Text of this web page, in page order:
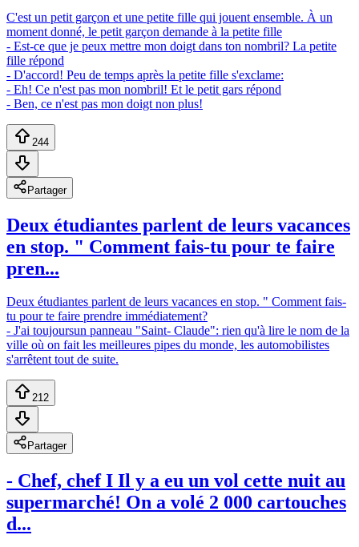
C'est un petit garçon et une petite fille qui jouent ensemble. À un
moment donné, le petit garçon demande à la petite fille
- Est-ce que je peux mettre mon doigt dans ton nombril? La petite
fille répond
- D'accord! Peu de temps après la petite fille s'exclame:
- Eh! Ce n'est pas mon nombril! Et le petit gars répond
- Ben, ce n'est pas mon doigt non plus!
244
Partager
Deux étudiantes parlent de leurs vacances
en stop. " Comment fais-tu pour te faire
pren...
Deux étudiantes parlent de leurs vacances en stop. " Comment fais-
tu pour te faire prendre immédiatement?
- J'ai toujoursun panneau "Saint- Claude": rien qu'à lire le nom de la
ville où on fait les meilleures pipes du monde, les automobilistes
s'arrêtent tout de suite.
212
Partager
- Chef, chef I Il y a eu un vol cette nuit au
supermarché! On a volé 2 000 cartouches
d...